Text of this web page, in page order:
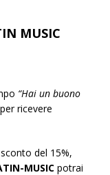
MUSIC
“Hai un buono
per ricevere
del 15%,
MUSIC potrai